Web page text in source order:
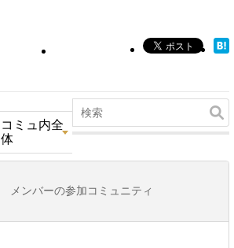
コミュ内全
体
メンバーの参加コミュニティ